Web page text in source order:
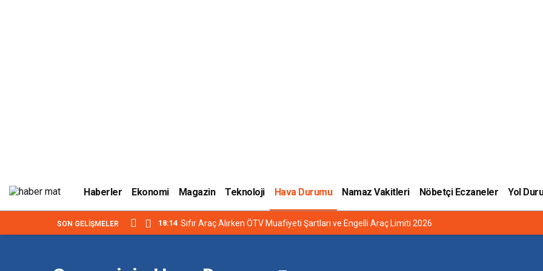
Haberler Ekonomi Magazin Teknoloji Hava Durumu Namaz Vakitleri Nöbetçi Eczaneler Yol
SON GELIŞMELER 18:14 Sıfır Araç Alırken ÖTV Muafiyeti Şartları ve Engelli Araç Limiti 2026